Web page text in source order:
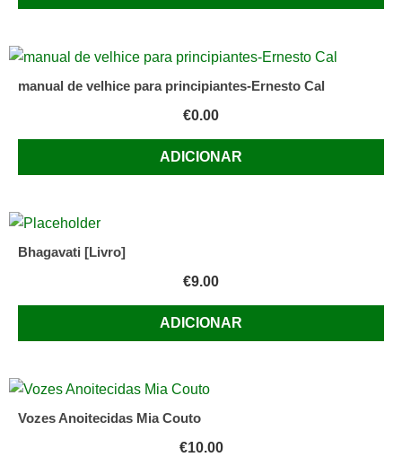
manual de velhice para principiantes-Ernesto Cal
€0.00
ADICIONAR
Bhagavati [Livro]
€9.00
ADICIONAR
Vozes Anoitecidas Mia Couto
€10.00